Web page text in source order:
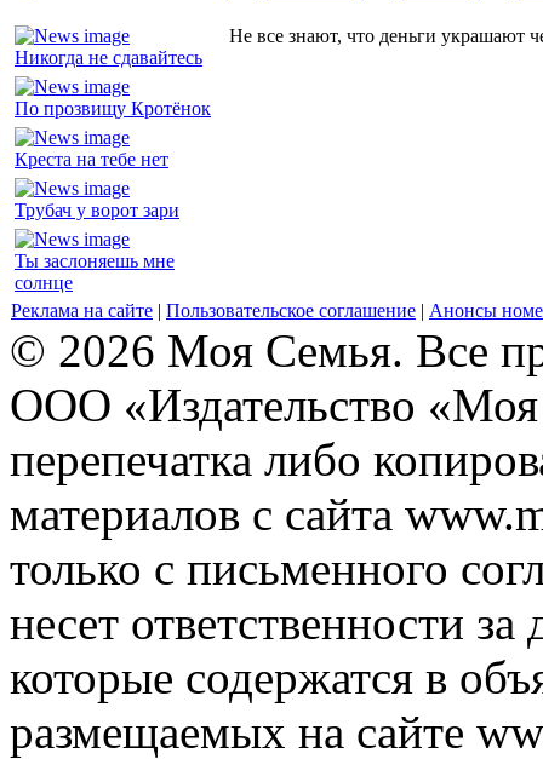
Никогда не сдавайтесь
По прозвищу Кротёнок
Креста на тебе нет
Трубач у ворот зари
Ты заслоняешь мне
солнце
Не все знают, что деньги украшают
Реклама на сайте | Пользовательское соглашение | Анонсы
© 2026 Моя Семья. Все
ООО «Издательство
перепечатка либо
материалов с сайта
только с письменного
несет ответственности
которые содержатся в
размещаемых на сайте